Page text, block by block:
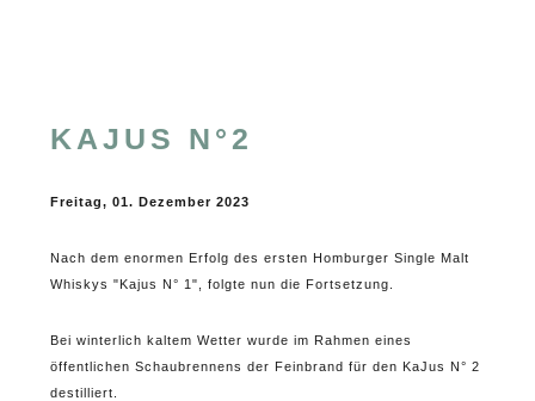
KAJUS N°2
Freitag, 01. Dezember 2023
Nach dem enormen Erfolg des ersten Homburger Single Malt
Whiskys "Kajus N° 1", folgte nun die Fortsetzung.
Bei winterlich kaltem Wetter wurde im Rahmen eines
öffentlichen Schaubrennens der Feinbrand für den KaJus N° 2
destilliert.